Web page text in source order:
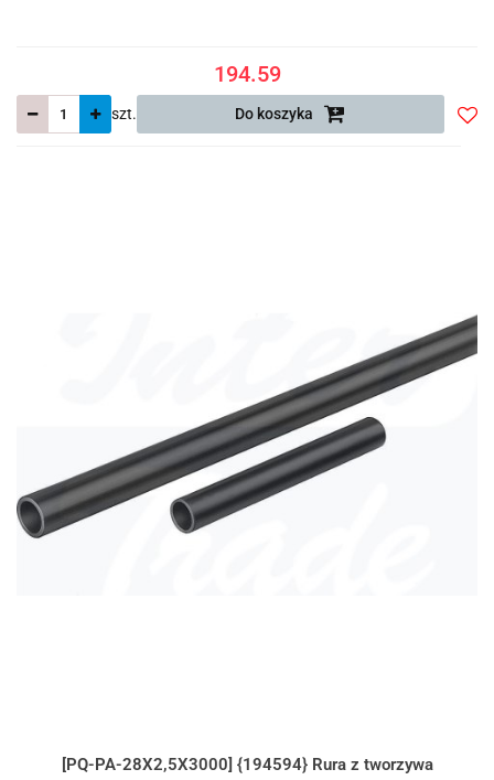
194.59
szt. Do koszyka
[PQ-PA-28X2,5X3000] {194594} Rura z tworzywa